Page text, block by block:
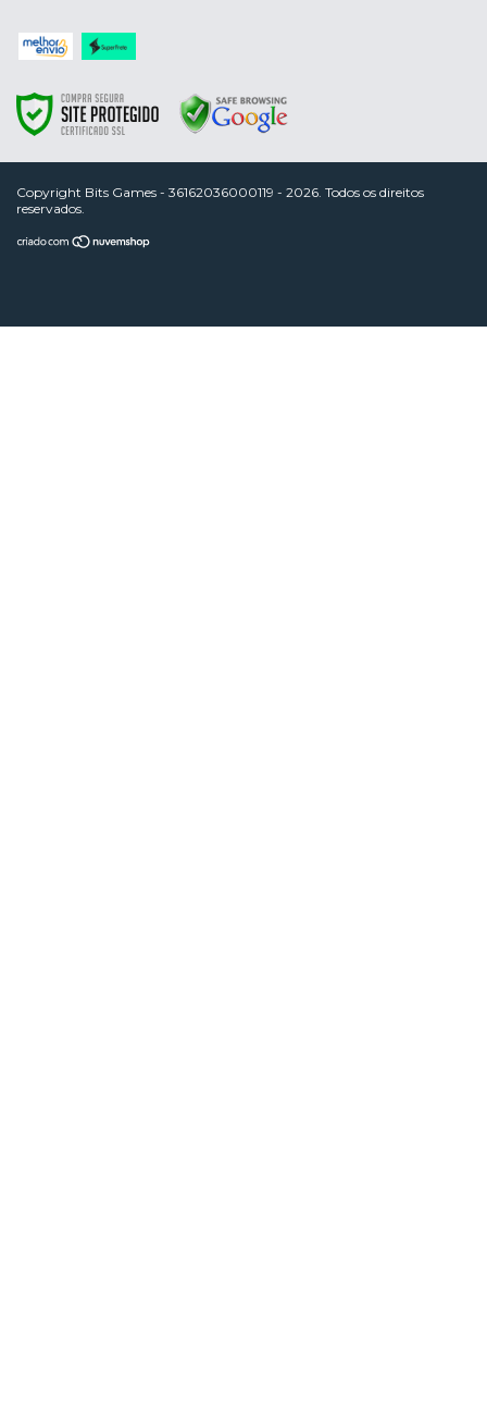
Copyright Bits Games - 36162036000119 - 2026. Todos os direitos
reservados.